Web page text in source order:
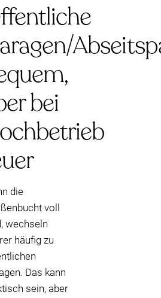
bei
die
voll
wechseln
häufig zu
Das kann
sein, aber